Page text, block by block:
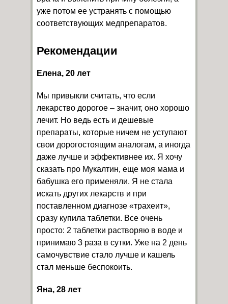
уже потом ее устранять с помощью
соответствующих медпрепаратов.
Рекомендации
Елена, 20 лет
Мы привыкли считать, что если
лекарство дорогое – значит, оно хорошо
лечит. Но ведь есть и дешевые
препараты, которые ничем не уступают
свои дорогостоящим аналогам, а иногда
даже лучше и эффективнее их. Я хочу
сказать про Мукалтин, еще моя мама и
бабушка его применяли. Я не стала
искать других лекарств и при
поставленном диагнозе «трахеит»,
сразу купила таблетки. Все очень
просто: 2 таблетки растворяю в воде и
принимаю 3 раза в сутки. Уже на 2 день
самочувствие стало лучше и кашель
стал меньше беспокоить.
Яна, 28 лет